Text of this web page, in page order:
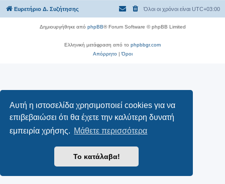
Αυτή η ιστοσελίδα χρησιμοποιεί cookies για να
επιβεβαιώσει ότι θα έχετε την καλύτερη δυνατή
εμπειρία χρήσης. Μάθετε περισσότερα
Το κατάλαβα!
Ευρετήριο Δ. Συζήτησης Όλοι οι χρόνοι είναι UTC+03:00
Δημιουργήθηκε από phpBB® Forum Software © phpBB Limited
Ελληνική μετάφραση από το phpbbgr.com
Απόρρητο|Όροι